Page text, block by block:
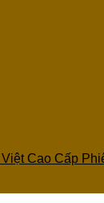
Cao Cấp